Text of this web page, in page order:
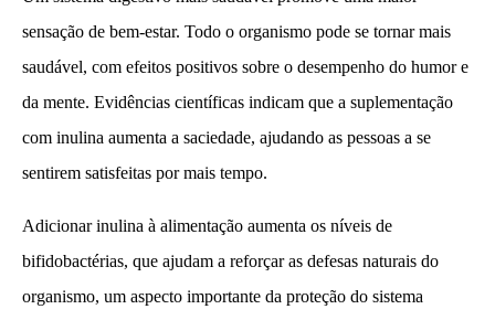
sensação de bem-estar. Todo o organismo pode se tornar mais
saudável, com efeitos positivos sobre o desempenho do humor e
da mente. Evidências científicas indicam que a suplementação
com inulina aumenta a saciedade, ajudando as pessoas a se
sentirem satisfeitas por mais tempo.
Adicionar inulina à alimentação aumenta os níveis de
bifidobactérias, que ajudam a reforçar as defesas naturais do
organismo, um aspecto importante da proteção do sistema